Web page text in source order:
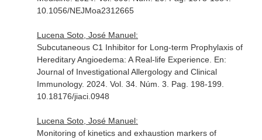
10.1056/NEJMoa2312665
Lucena Soto, José Manuel:
Subcutaneous C1 Inhibitor for Long-term Prophylaxis of
Hereditary Angioedema: A Real-life Experience. En:
Journal of Investigational Allergology and Clinical
Immunology. 2024. Vol. 34. Núm. 3. Pag. 198-199.
10.18176/jiaci.0948
Lucena Soto, José Manuel:
Monitoring of kinetics and exhaustion markers of